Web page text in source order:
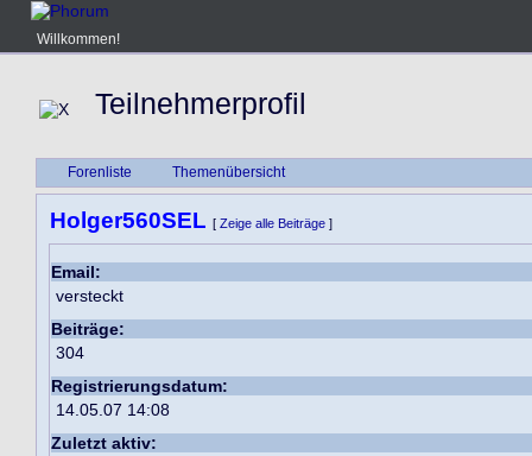
Willkommen!
Teilnehmerprofil
Forenliste Themenübersicht
Holger560SEL [ Zeige alle Beiträge ]
Email:
versteckt
Beiträge:
304
Registrierungsdatum:
14.05.07 14:08
Zuletzt aktiv: